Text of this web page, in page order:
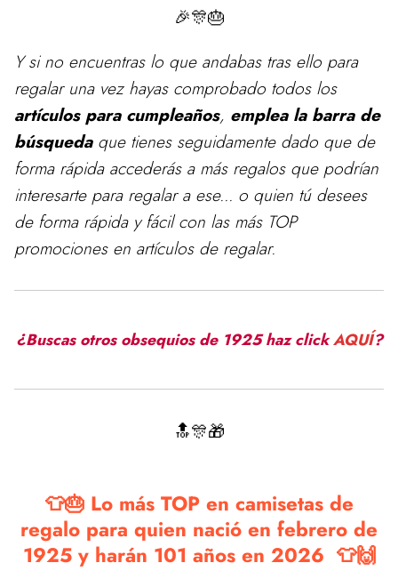
🎉🎊🎂
Y si no encuentras lo que andabas tras ello para
regalaruna vez hayas comprobado todos los
artículos para cumpleaños, emplea la barra de
búsquedaque tienes seguidamente dado que de
forma rápida accederás a más regalos que podrían
interesarte para regalar a ese... o quien tú desees
de forma rápida y fácil con las más TOP
promociones en artículos de regalar.
¿Buscas otros obsequios de 1925 haz clickAQUÍ?
🔝🎊🎁
👕🎂 Lo más TOP en camisetas de
regalo para quien nació en febrero de
1925 y harán 101 años en 2026 👕🙌